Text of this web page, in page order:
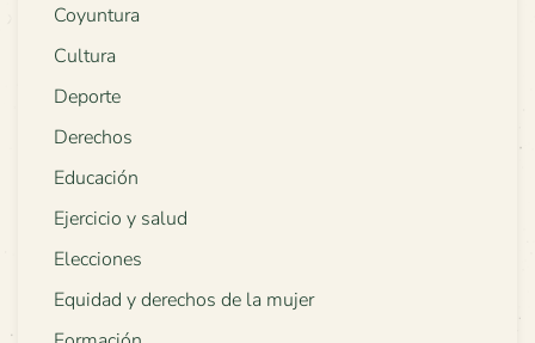
Coyuntura
Cultura
Deporte
Derechos
Educación
Ejercicio y salud
Elecciones
Equidad y derechos de la mujer